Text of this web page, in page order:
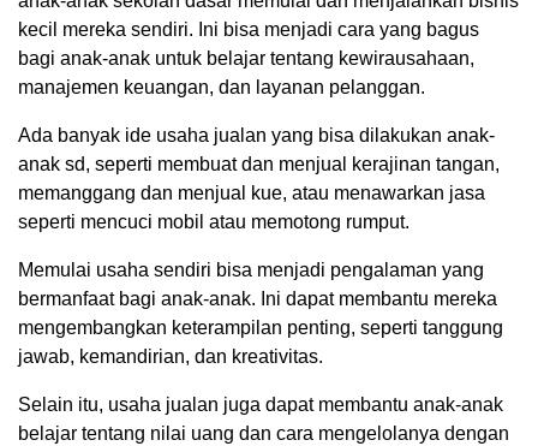
kecil mereka sendiri. Ini bisa menjadi cara yang bagus
bagi anak-anak untuk belajar tentang kewirausahaan,
manajemen keuangan, dan layanan pelanggan.
Ada banyak ide usaha jualan yang bisa dilakukan anak-
anak sd, seperti membuat dan menjual kerajinan tangan,
memanggang dan menjual kue, atau menawarkan jasa
seperti mencuci mobil atau memotong rumput.
Memulai usaha sendiri bisa menjadi pengalaman yang
bermanfaat bagi anak-anak. Ini dapat membantu mereka
mengembangkan keterampilan penting, seperti tanggung
jawab, kemandirian, dan kreativitas.
Selain itu, usaha jualan juga dapat membantu anak-anak
belajar tentang nilai uang dan cara mengelolanya dengan